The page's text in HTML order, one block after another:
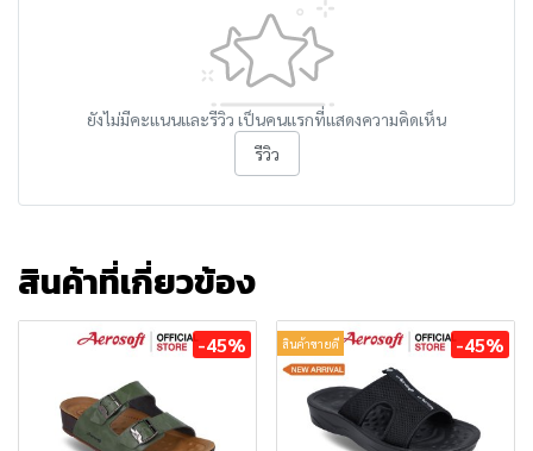
ยังไม่มีคะแนนและรีวิว เป็นคนแรกที่แสดงความคิดเห็น
รีวิว
สินค้าที่เกี่ยวข้อง
-45% สินค้าขายดี -45%